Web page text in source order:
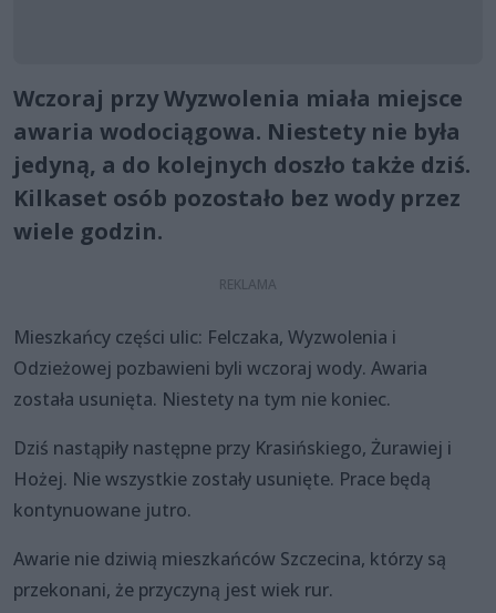
Wczoraj przy Wyzwolenia miała miejsce
awaria wodociągowa. Niestety nie była
jedyną, a do kolejnych doszło także dziś.
Kilkaset osób pozostało bez wody przez
wiele godzin.
Mieszkańcy części ulic: Felczaka, Wyzwolenia i
Odzieżowej pozbawieni byli wczoraj wody. Awaria
została usunięta. Niestety na tym nie koniec.
Dziś nastąpiły następne przy Krasińskiego, Żurawiej i
Hożej. Nie wszystkie zostały usunięte. Prace będą
kontynuowane jutro.
Awarie nie dziwią mieszkańców Szczecina, którzy są
przekonani, że przyczyną jest wiek rur.